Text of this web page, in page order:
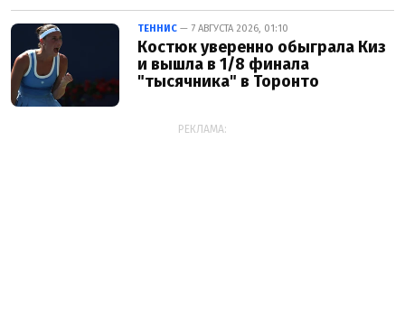
ТЕННИС — 7 АВГУСТА 2026, 01:10
Костюк уверенно обыграла Киз
и вышла в 1/8 финала
"тысячника" в Торонто
РЕКЛАМА: